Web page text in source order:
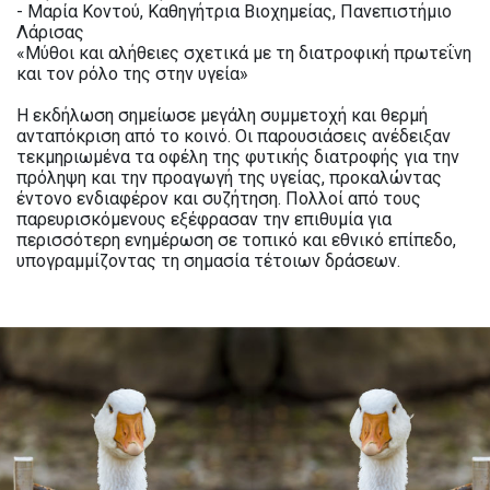
- Μαρία Κοντού, Καθηγήτρια Βιοχημείας, Πανεπιστήμιο
Λάρισας
«Μύθοι και αλήθειες σχετικά με τη διατροφική πρωτεΐνη
και τον ρόλο της στην υγεία»
Η εκδήλωση σημείωσε μεγάλη συμμετοχή και θερμή
ανταπόκριση από το κοινό. Οι παρουσιάσεις ανέδειξαν
τεκμηριωμένα τα οφέλη της φυτικής διατροφής για την
πρόληψη και την προαγωγή της υγείας, προκαλώντας
έντονο ενδιαφέρον και συζήτηση. Πολλοί από τους
παρευρισκόμενους εξέφρασαν την επιθυμία για
περισσότερη ενημέρωση σε τοπικό και εθνικό επίπεδο,
υπογραμμίζοντας τη σημασία τέτοιων δράσεων.